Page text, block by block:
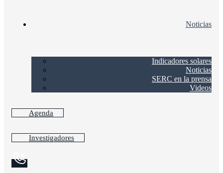
Noticias
Indicadores solares
Noticias
SERC en la prensa
Videos
Agenda
Investigadores